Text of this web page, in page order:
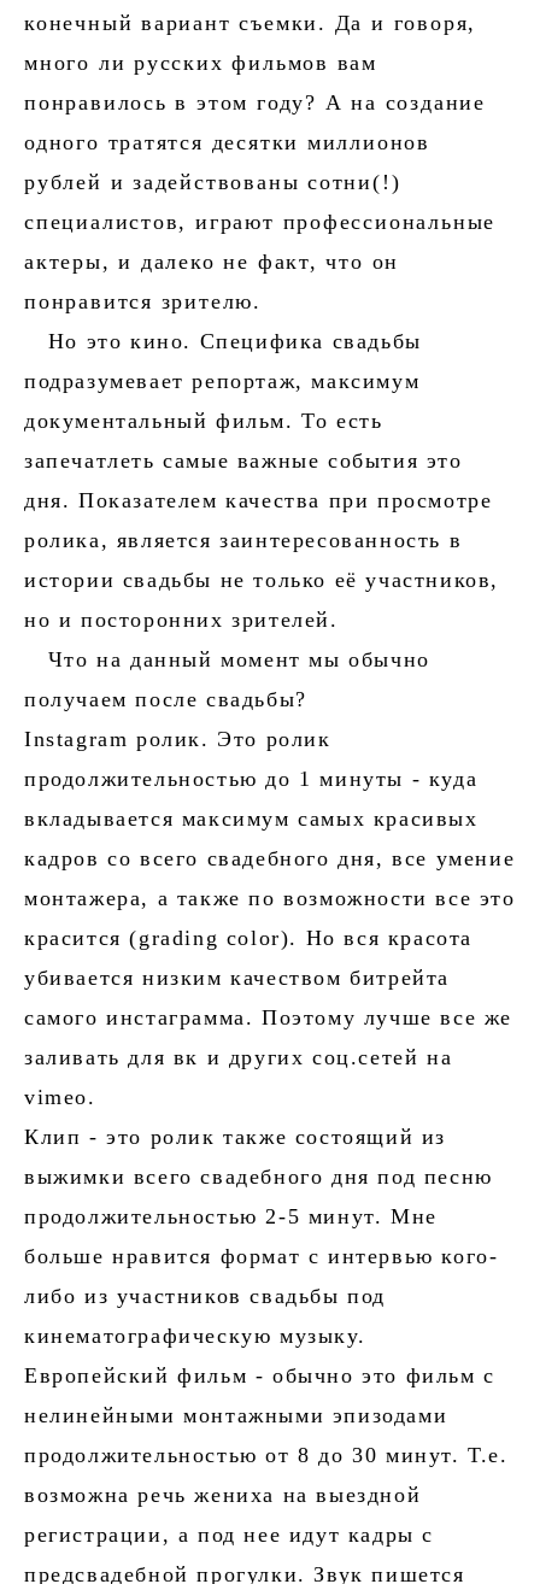
конечный вариант съемки. Да и говоря,
много ли русских фильмов вам
понравилось в этом году? А на создание
одного тратятся десятки миллионов
рублей и задействованы сотни(!)
специалистов, играют профессиональные
актеры, и далеко не факт, что он
понравится зрителю.
Но это кино. Специфика свадьбы
подразумевает репортаж, максимум
документальный фильм. То есть
запечатлеть самые важные события это
дня. Показателем качества при просмотре
ролика, является заинтересованность в
истории свадьбы не только её участников,
но и посторонних зрителей.
Что на данный момент мы обычно
получаем после свадьбы?
Instagram ролик. Это ролик
продолжительностью до 1 минуты - куда
вкладывается максимум самых красивых
кадров со всего свадебного дня, все умение
монтажера, а также по возможности все это
красится (grading color). Но вся красота
убивается низким качеством битрейта
самого инстаграмма. Поэтому лучше все же
заливать для вк и других соц.сетей на
vimeo.
Клип - это ролик также состоящий из
выжимки всего свадебного дня под песню
продолжительностью 2-5 минут. Мне
больше нравится формат с интервью кого-
либо из участников свадьбы под
кинематографическую музыку.
Европейский фильм - обычно это фильм с
нелинейными монтажными эпизодами
продолжительностью от 8 до 30 минут. Т.е.
возможна речь жениха на выездной
регистрации, а под нее идут кадры с
предсвадебной прогулки. Звук пишется